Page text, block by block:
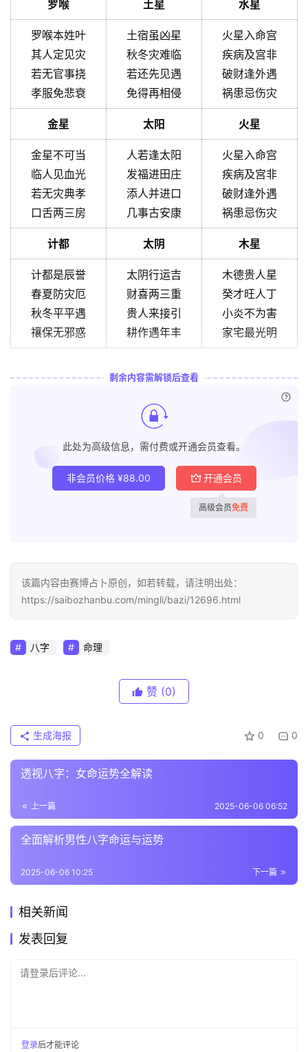
罗喉 土星 水星
罗喉本姓叶
其人定见灾
若无官事挠
孝服免悲衰
土宿虽凶星
秋冬灾难临
若还先见遇
免得再相侵
火星入命宫
疾病及宫非
破财逢外遇
祸患忌伤灾
金星 太阳 火星
金星不可当
临人见血光
若无灾典孝
口舌两三房
人若逢太阳
发福进田庄
添人并进口
几事古安康
火星入命宫
疾病及宫非
破财逢外遇
祸患忌伤灾
计都 太阴 木星
计都是辰誉
春夏防灾厄
秋冬平平遇
禳保无邪惑
太阴行运吉
财喜两三重
贵人来接引
耕作遇年丰
木德贵人星
癸才旺人丁
小炎不为害
家宅最光明
剩余内容需解锁后查看
此处为高级信息，需付费或开通会员查看。
非会员价格 ¥88.00 开通会员
高级会员免费
该篇内容由赛博占卜原创，如若转载，请注明出处：
https://saibozhanbu.com/mingli/bazi/12696.html
八字 命理
赞 (0)
0 0
生成海报
透视八字：女命运势全解读
上一篇 2025-06-06 06:52
全面解析男性八字命运与运势
下一篇
2025-06-06 10:25
相关新闻
发表回复
请登录后评论...
登录后才能评论